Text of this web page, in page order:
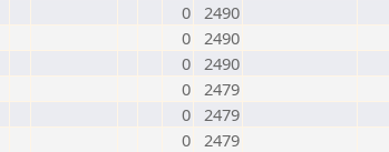
0 2490
0 2490
0 2490
0 2479
0 2479
0 2479